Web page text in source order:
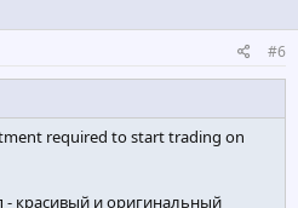
#6
required to start trading on
- красивый и оригинальный